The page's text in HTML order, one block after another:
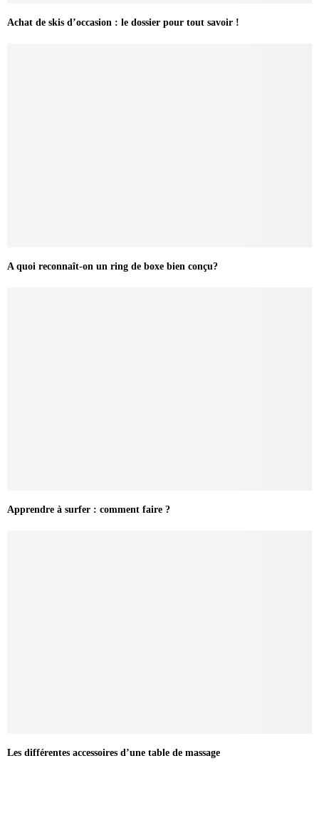
Achat de skis d’occasion : le dossier pour tout savoir !
A quoi reconnaît-on un ring de boxe bien conçu?
Apprendre à surfer : comment faire ?
Les différentes accessoires d’une table de massage